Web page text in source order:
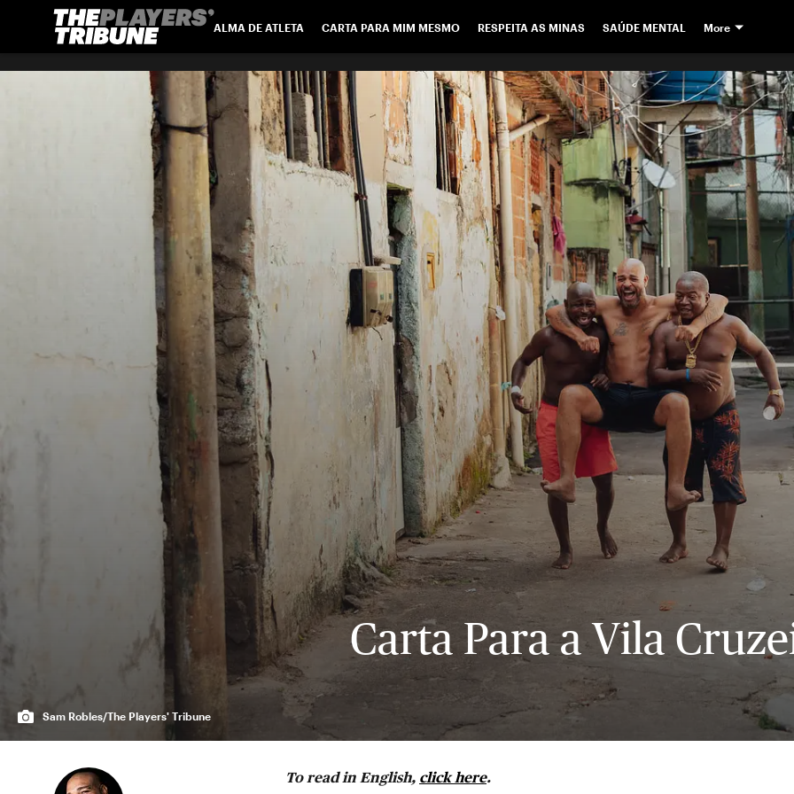
ALMA DE ATLETA CARTA PARA MIM MESMO RESPEITA AS MINAS SAÚDE MENTAL More
Carta Para a Vila
Sam Robles/The Players' Tribune
To read in English, click here.